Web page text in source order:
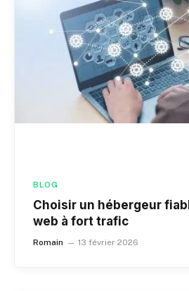
BLOG
Choisir un hébergeur
web à fort trafic
Romain 13 février 2026